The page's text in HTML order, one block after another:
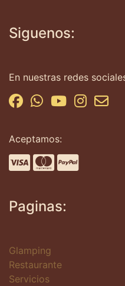
Siguenos:
En nuestras redes
Aceptamos:
Paginas:
Glamping
Restaurante
Servicios